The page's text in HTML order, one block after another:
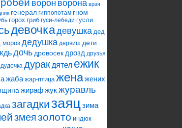
ворон ворона врач
генерал гиппопотам гном
горох гриб гуси-лебеди гусли
девочкадевушка дед
мороз дедушка дервиш дети
дочь дровосек дрозд друзья
дудочка дурак дятел ежик
жаба жар-птица женажених
жирафжукжуравль
загадкизаяцзима
змеязолото индюк